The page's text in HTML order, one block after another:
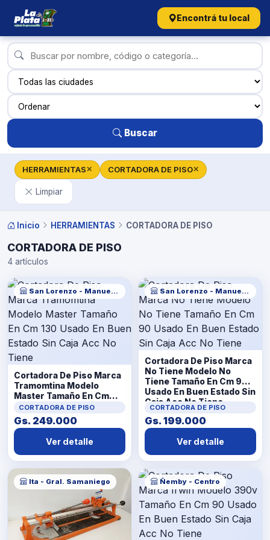
Encontrá tu local
Buscar
HERRAMIENTAS✕ CORTADORA DE PISO✕
Limpiar
Inicio HERRAMIENTAS CORTADORA DE PISO
CORTADORA DE PISO
4 artículos
San Lorenzo - Manuel Ortiz Guerrero
Cortadora De Piso Marca
Tramomtina Modelo
Master Tamaño En Cm
130 Usado En Buen
Estado Sin Caja Acc No
Tiene
CORTADORA DE PISO
Gs. 249.000
Ver detalle
San Lorenzo - Manuel Ortiz Guerrero
Cortadora De Piso Marca
No Tiene Modelo No
Tiene Tamaño En Cm 90
Usado En Buen Estado Sin
Caja Acc No Tiene
CORTADORA DE PISO
Gs. 199.000
Ver detalle
Ita - Gral. Samaniego Ñemby - Centro